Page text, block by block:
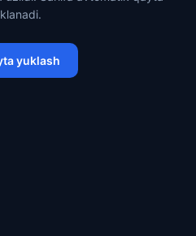
yuklash